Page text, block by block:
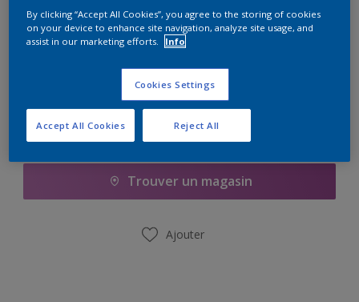
Calculer
Ajouter à la liste d’achats
Trouver un magasin
Ajouter
By clicking “Accept All Cookies”, you agree to the storing of cookies
on your device to enhance site navigation, analyze site usage, and
assist in our marketing efforts.
Info
Cookies Settings
Reject All
Accept All Cookies